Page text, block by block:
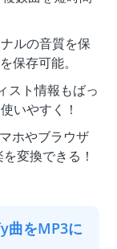
ルの音質を保
保存可能。
スト情報もばっ
いやすく！
ホやブラウザ
変換できる！
曲をMP3に